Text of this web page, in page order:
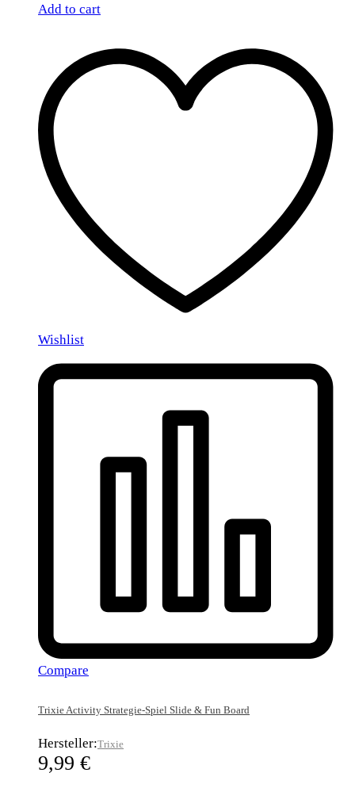
Add to cart
Wishlist
Compare
Trixie Activity Strategie-Spiel Slide & Fun Board
Hersteller:Trixie
9,99 €